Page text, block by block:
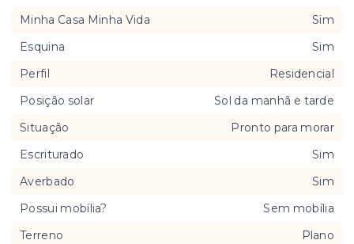
Minha Casa Minha Vida
Sim
Esquina
Sim
Perfil
Residencial
Posição solar
Sol da manhã e tarde
Situação
Pronto para morar
Escriturado
Sim
Averbado
Sim
Possui mobília?
Sem mobília
Terreno
Plano